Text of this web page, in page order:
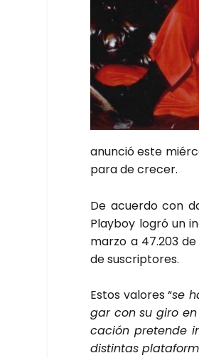
anun­ció este
para de cre­cer.
De acuer­do con
Play­boy logró un
mar­zo a 47.203
de sus­crip­to­res.
Estos valo­res “se
gar con su giro
ca­ción pre­ten­de
dis­tin­tas